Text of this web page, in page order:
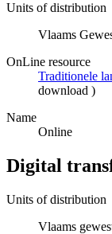
Units of distribution
Vlaams
OnLine resource
Traditionele
download )
Name
Online
Digital
Units of distribution
Vlaams